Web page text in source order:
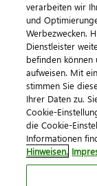
verarbeiten wir
und
Werbezwecken.
Dienstleister
befinden können
aufweisen. Mit
stimmen Sie
Ihrer Daten zu.
Cookie-
die Cookie-
Informationen
Hinweisen.